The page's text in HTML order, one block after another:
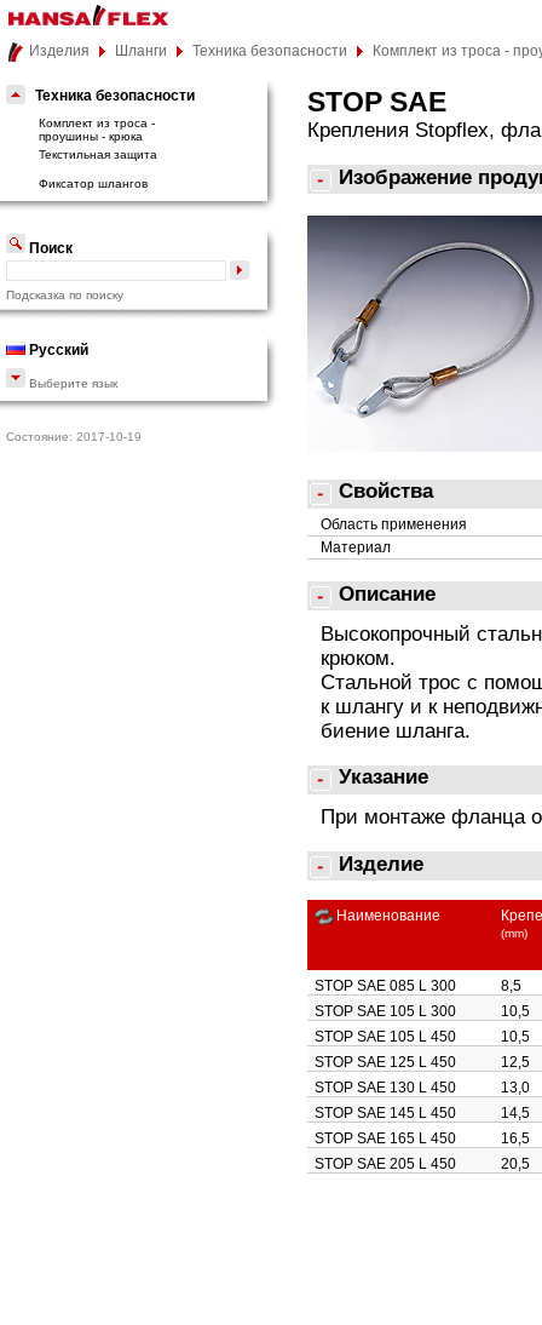
Изделия Шланги Техника безопасности Комплект из троса -
Техника безопасности
Комплект из троса -
проушины - крюка
Текстильная защита
Фиксатор шлангов
Поиск
Подсказка по поиску
Русский
Выберите язык
Состояние: 2017-10-19
STOP SAE
Крепления Stopflex,
Изображение
Свойства
Область применения
Материал
Описание
Высокопрочный
крюком.
Стальной трос с
к шлангу и к
биение шланга.
Указание
При монтаже фланца
Изделие
Наименование
(mm)
STOP SAE 085 L 300
8,5
STOP SAE 105 L 300
10,5
STOP SAE 105 L 450
10,5
STOP SAE 125 L 450
12,5
STOP SAE 130 L 450
13,0
STOP SAE 145 L 450
14,5
STOP SAE 165 L 450
16,5
STOP SAE 205 L 450
20,5